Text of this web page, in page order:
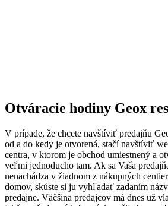
Otváracie hodiny Geox
V prípade, že chcete navštíviť predajňu
od a do kedy je otvorená, stačí navštíviť
centra, v ktorom je obchod umiestnený a
veľmi jednoducho tam. Ak sa Vaša
nenachádza v žiadnom z nákupných
domov, skúste si ju vyhľadať zadaním
predajne. Väčšina predajcov má dnes už